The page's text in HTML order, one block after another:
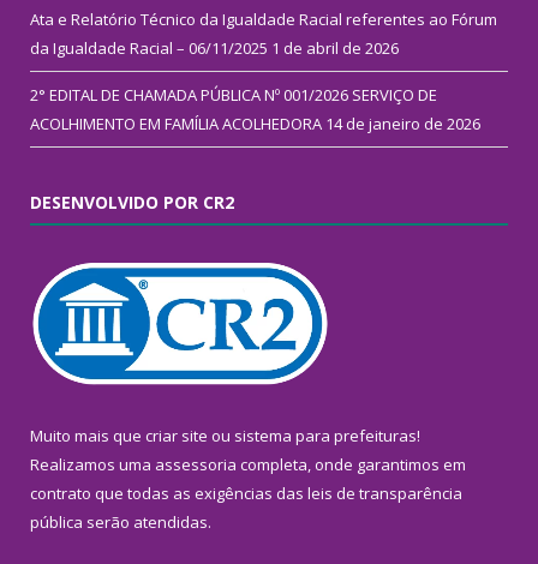
Ata e Relatório Técnico da Igualdade Racial referentes ao Fórum
da Igualdade Racial – 06/11/2025 1 de abril de 2026
2° EDITAL DE CHAMADA PÚBLICA Nº 001/2026 SERVIÇO DE
ACOLHIMENTO EM FAMÍLIA ACOLHEDORA 14 de janeiro de 2026
DESENVOLVIDO POR CR2
Muito mais que criar site ou sistema para prefeituras!
Realizamos uma assessoria completa, onde garantimos em
contrato que todas as exigências das leis de transparência
pública serão atendidas.